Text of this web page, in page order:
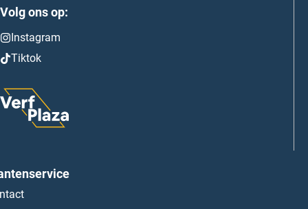
Volg ons op:
Instagram
Tiktok